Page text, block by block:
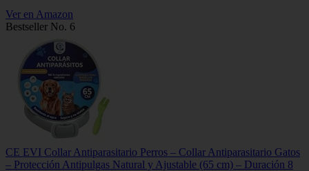
Ver en Amazon
Bestseller No. 6
CE EVI Collar Antiparasitario Perros – Collar Antiparasitario Gatos
– Protección Antipulgas Natural y Ajustable (65 cm) – Duración 8